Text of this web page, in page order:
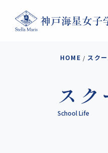
HOME / スク
スク
School Life